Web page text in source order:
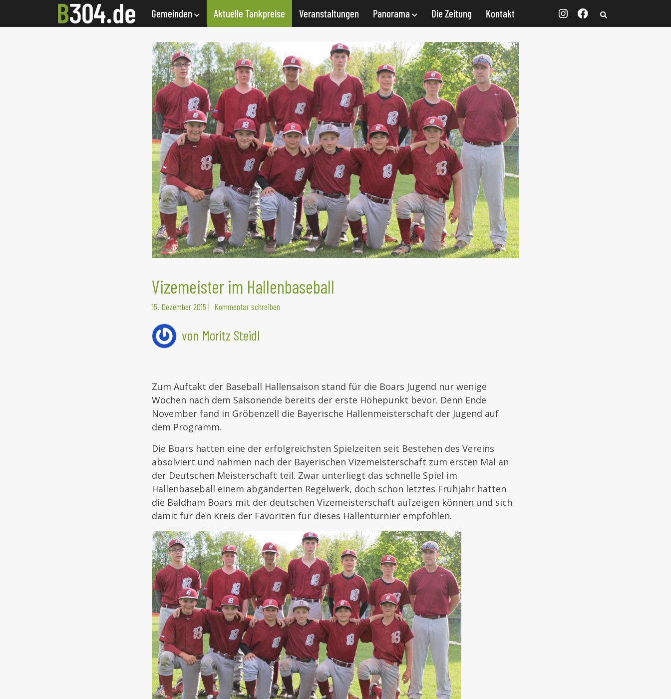
Gemeinden Aktuelle Tankpreise Veranstaltungen Panorama Die Zeitung Kontakt
Vizemeister im Hallenbaseball
15. Dezember 2015| Kommentar schreiben
von Moritz Steidl
Zum Auftakt der Baseball Hallensaison stand für die Boars Jugend nur wenige
Wochen nach dem Saisonende bereits der erste Höhepunkt bevor. Denn Ende
November fand in Gröbenzell die Bayerische Hallenmeisterschaft der Jugend auf
dem Programm.
Die Boars hatten eine der erfolgreichsten Spielzeiten seit Bestehen des Vereins
absolviert und nahmen nach der Bayerischen Vizemeisterschaft zum ersten Mal an
der Deutschen Meisterschaft teil. Zwar unterliegt das schnelle Spiel im
Hallenbaseball einem abgänderten Regelwerk, doch schon letztes Frühjahr hatten
die Baldham Boars mit der deutschen Vizemeisterschaft aufzeigen können und sich
damit für den Kreis der Favoriten für dieses Hallenturnier empfohlen.